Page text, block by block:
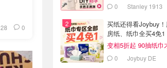
28 0
0 Stanley 1913
买纸还得看Joybuy
房纸、纸巾全买4免1
变相5折起 90抽纸巾
包 0 Joybuy DE